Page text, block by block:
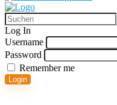
Log In
Username
Password
Remember me
Login